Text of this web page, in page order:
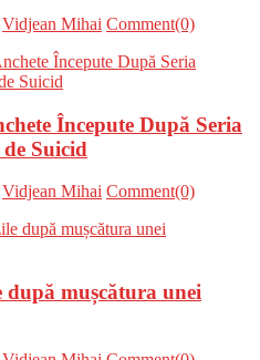
Vidjean Mihai Comment(0)
Începute După Seria
Suicid
Vidjean Mihai Comment(0)
după mușcătura unei